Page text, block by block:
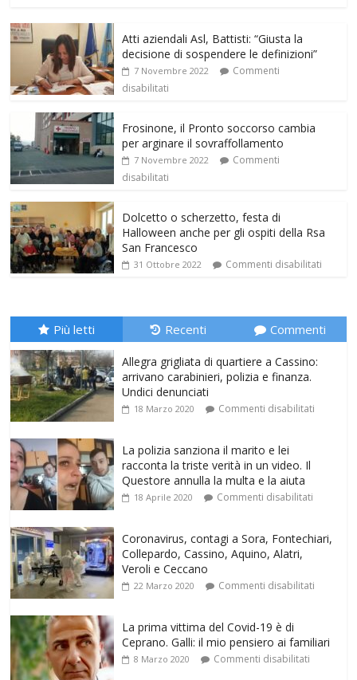
Atti aziendali Asl, Battisti: “Giusta la
decisione di sospendere le definizioni”
7 Novembre 2022
Commenti
disabilitati
Frosinone, il Pronto soccorso cambia
per arginare il sovraffollamento
7 Novembre 2022
Commenti
disabilitati
Dolcetto o scherzetto, festa di
Halloween anche per gli ospiti della Rsa
San Francesco
31 Ottobre 2022 Commenti disabilitati
Più letti Recenti Commenti
Allegra grigliata di quartiere a Cassino:
arrivano carabinieri, polizia e finanza.
Undici denunciati
18 Marzo 2020 Commenti disabilitati
La polizia sanziona il marito e lei
racconta la triste verità in un video. Il
Questore annulla la multa e la aiuta
18 Aprile 2020 Commenti disabilitati
Coronavirus, contagi a Sora, Fontechiari,
Collepardo, Cassino, Aquino, Alatri,
Veroli e Ceccano
22 Marzo 2020 Commenti disabilitati
La prima vittima del Covid-19 è di
Ceprano. Galli: il mio pensiero ai familiari
8 Marzo 2020 Commenti disabilitati